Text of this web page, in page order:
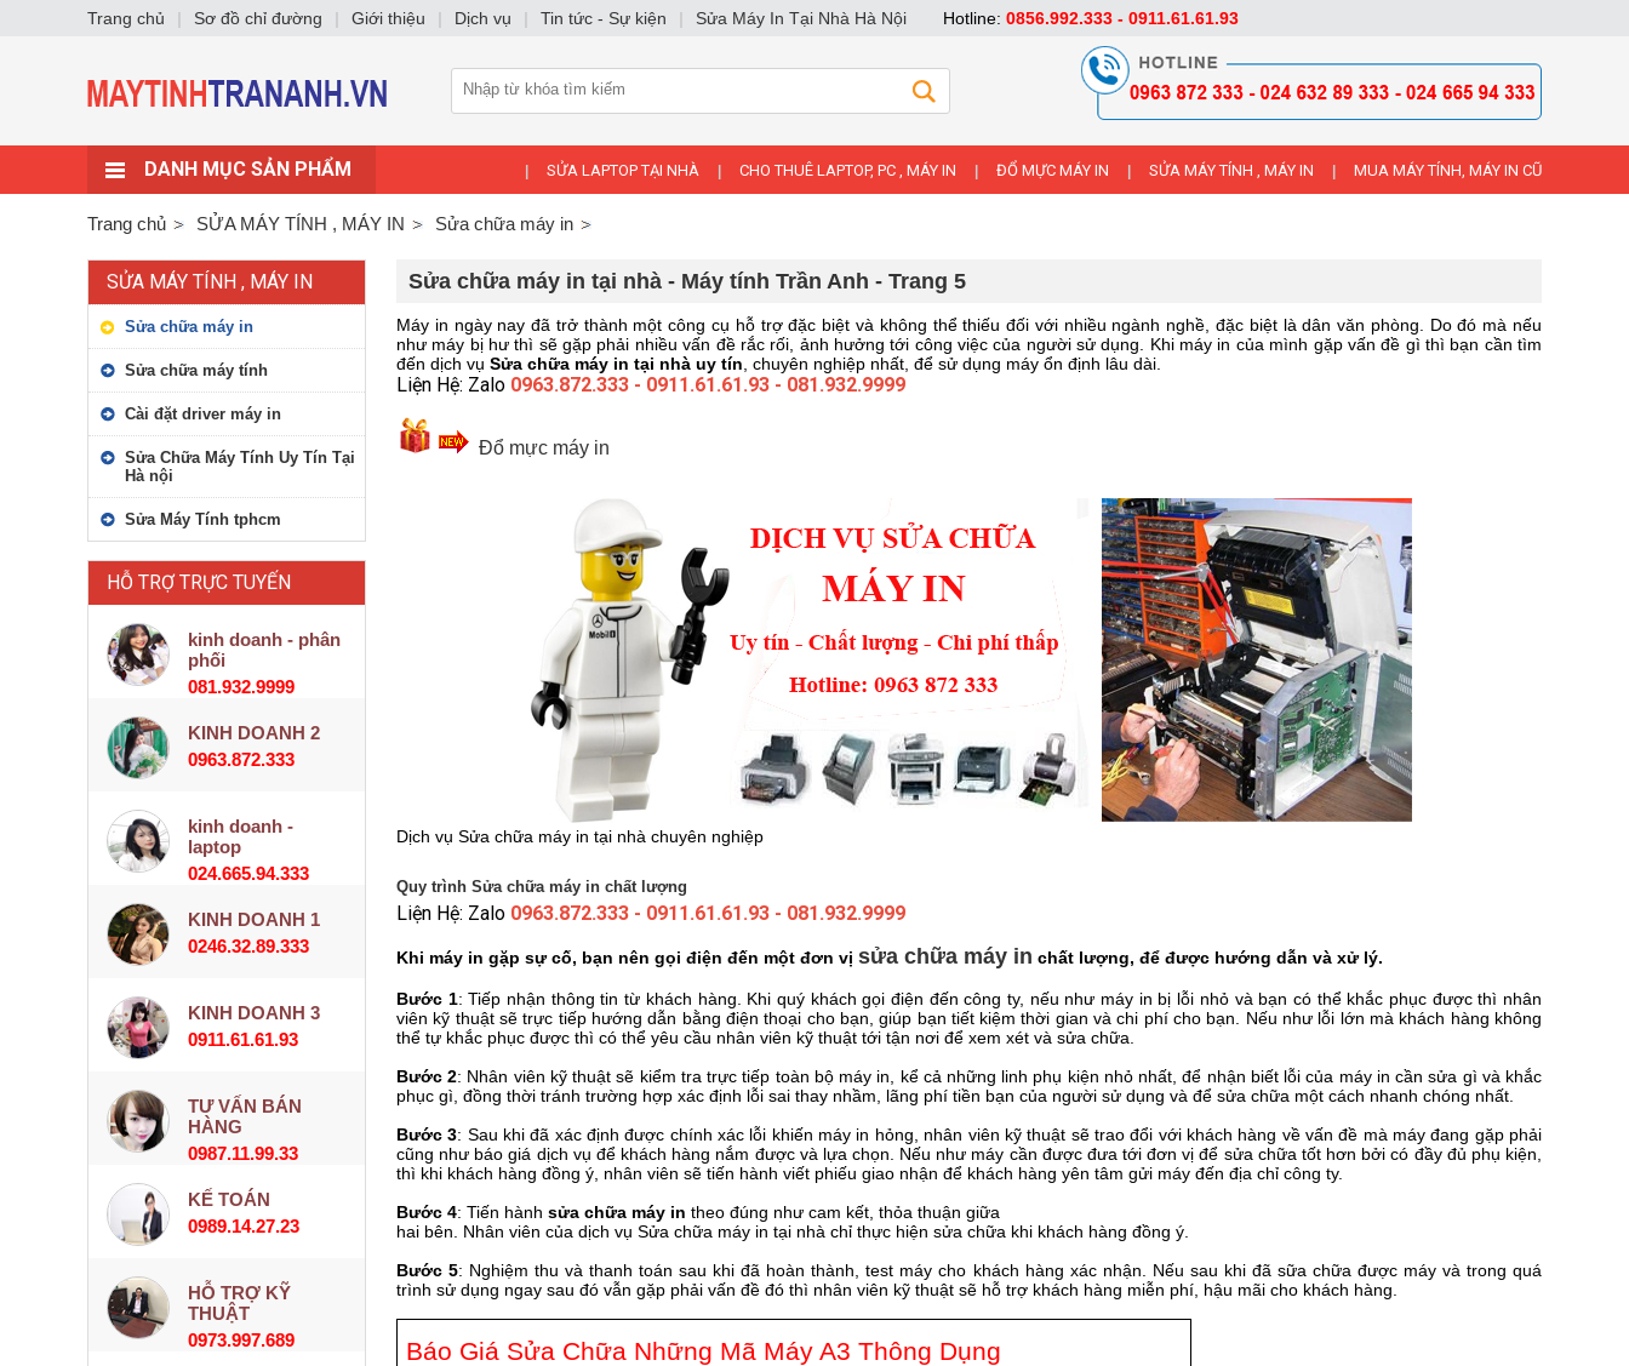
DANH MỤC SẢN PHẨM SỬA LAPTOP TẠI NHÀ CHO THUÊ LAPTOP, PC , MÁY IN ĐỔ MỰC MÁY IN SỬA MÁY TÍNH , MÁY IN MUA MÁY TÍNH, MÁY IN CŨ
Trang chủ SỬA MÁY TÍNH , MÁY IN Sửa chữa máy in
SỬA MÁY TÍNH , MÁY IN
Sửa chữa máy in
Sửa chữa máy tính
Cài đặt driver máy in
Sửa Chữa Máy Tính Uy Tín Tại
Hà nội
Sửa Máy Tính tphcm
HỖ TRỢ TRỰC TUYẾN
kinh doanh - phân
phối
081.932.9999
KINH DOANH 2
0963.872.333
kinh doanh -
laptop
024.665.94.333
KINH DOANH 1
0246.32.89.333
KINH DOANH 3
0911.61.61.93
TƯ VẤN BÁN
HÀNG
0987.11.99.33
KẾ TOÁN
0989.14.27.23
HỖ TRỢ KỸ
THUẬT
0973.997.689
Sửa chữa máy in tại nhà - Máy tính Trần Anh - Trang 5
Máy in ngày nay đã trở thành một công cụ hỗ trợ đặc biệt và không thể thiếu đối với nhiều ngành nghề, đặc biệt là dân văn phòng. Do đó mà nếu
như máy bị hư thì sẽ gặp phải nhiều vấn đề rắc rối, ảnh hưởng tới công việc của người sử dụng. Khi máy in của mình gặp vấn đề gì thì bạn cần tìm
đến dịch vụ Sửa chữa máy in tại nhà uy tín , chuyên nghiệp nhất, để sử dụng máy ổn định lâu dài.
Liện Hệ: Zalo 0963.872.333 - 0911.61.61.93 - 081.932.9999
Đổ mực máy in
Dịch vụ Sửa chữa máy in tại nhà chuyên nghiệp
Quy trình Sửa chữa máy in chất lượng
Liện Hệ: Zalo 0963.872.333 - 0911.61.61.93 - 081.932.9999
Khi máy in gặp sự cố, bạn nên gọi điện đến một đơn vị sửa chữa máy in chất lượng, để được hướng dẫn và xử lý.
Bước 1: Tiếp nhận thông tin từ khách hàng. Khi quý khách gọi điện đến công ty, nếu như máy in bị lỗi nhỏ và bạn có thể khắc phục được thì nhân
viên kỹ thuật sẽ trực tiếp hướng dẫn bằng điện thoại cho bạn, giúp bạn tiết kiệm thời gian và chi phí cho bạn. Nếu như lỗi lớn mà khách hàng không
thể tự khắc phục được thì có thể yêu cầu nhân viên kỹ thuật tới tận nơi để xem xét và sửa chữa.
Bước 2: Nhân viên kỹ thuật sẽ kiểm tra trực tiếp toàn bộ máy in, kể cả những linh phụ kiện nhỏ nhất, để nhận biết lỗi của máy in cần sửa gì và khắc
phục gì, đồng thời tránh trường hợp xác định lỗi sai thay nhầm, lãng phí tiền bạn của người sử dụng và để sửa chữa một cách nhanh chóng nhất.
Bước 3: Sau khi đã xác định được chính xác lỗi khiến máy in hỏng, nhân viên kỹ thuật sẽ trao đổi với khách hàng về vấn đề mà máy đang gặp phải
cũng như báo giá dịch vụ để khách hàng nắm được và lựa chọn. Nếu như máy cần được đưa tới đơn vị để sửa chữa tốt hơn bởi có đầy đủ phụ kiện,
thì khi khách hàng đồng ý, nhân viên sẽ tiến hành viết phiếu giao nhận để khách hàng yên tâm gửi máy đến địa chỉ công ty.
Bước 4: Tiến hành sửa chữa máy in theo đúng như cam kết, thỏa thuận giữa
hai bên. Nhân viên của dịch vụ Sửa chữa máy in tại nhà chỉ thực hiện sửa chữa khi khách hàng đồng ý.
Bước 5: Nghiệm thu và thanh toán sau khi đã hoàn thành, test máy cho khách hàng xác nhận. Nếu sau khi đã sữa chữa được máy và trong quá
trình sử dụng ngay sau đó vẫn gặp phải vấn đề đó thì nhân viên kỹ thuật sẽ hỗ trợ khách hàng miễn phí, hậu mãi cho khách hàng.
Báo Giá Sửa Chữa Những Mã Máy A3 Thông Dụng
Trang chủ | Sơ đồ chỉ đường | Giới thiệu | Dịch vụ | Tin tức - Sự kiện | Sửa Máy In Tại Nhà Hà Nội Hotline: 0856.992.333 - 0911.61.61.93